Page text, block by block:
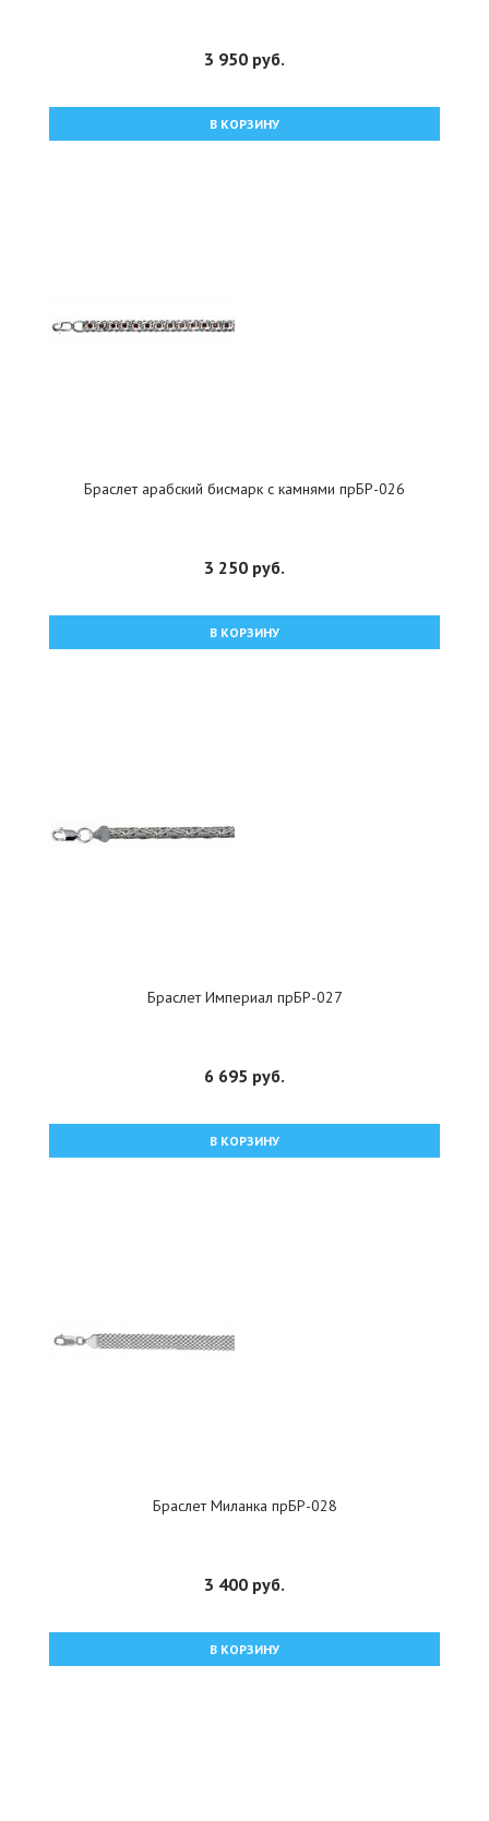
3 950 руб.
В КОРЗИНУ
Браслет арабский бисмарк с камнями прБР-026
3 250 руб.
В КОРЗИНУ
Браслет Империал прБР-027
6 695 руб.
В КОРЗИНУ
Браслет Миланка прБР-028
3 400 руб.
В КОРЗИНУ